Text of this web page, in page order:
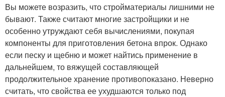
Вы можете возразить, что стройматериалы лишними не
бывают. Также считают многие застройщики и не
особенно утруждают себя вычислениями, покупая
компоненты для приготовления бетона впрок. Однако
если песку и щебню и может найтись применение в
дальнейшем, то вяжущей составляющей
продолжительное хранение противопоказано. Неверно
считать, что свойства ее ухудшаются только под